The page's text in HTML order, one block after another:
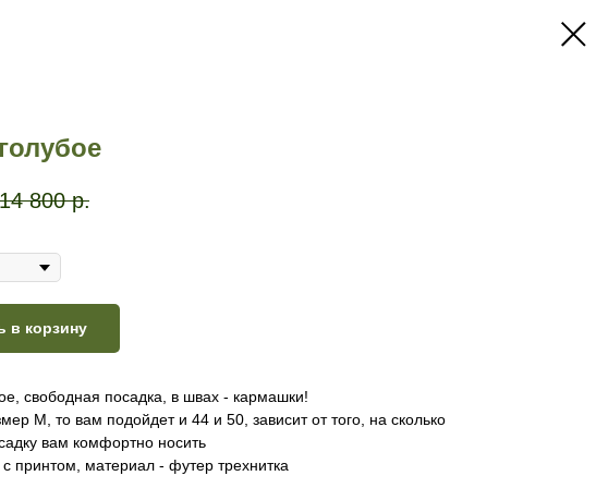
14 800 р.
в корзину
свободная посадка, в швах - кармашки!
М, то вам подойдет и 44 и 50, зависит от того, на сколько
вам комфортно носить
принтом, материал - футер трехнитка